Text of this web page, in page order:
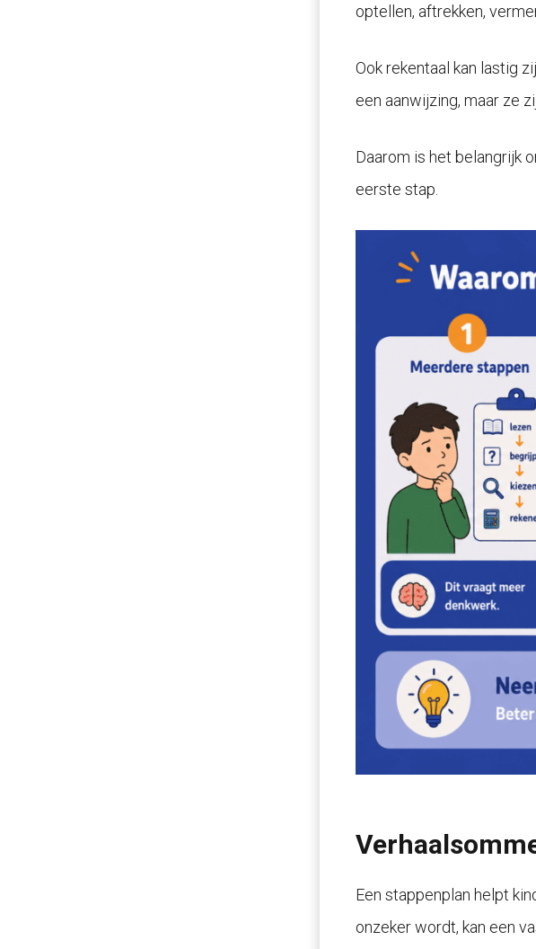
optellen, aftrekken,
Ook rekentaal kan lastig
een aanwijzing, maar ze
Daarom is het belangrijk
eerste stap.
Een stappenplan helpt
onzeker wordt, kan een